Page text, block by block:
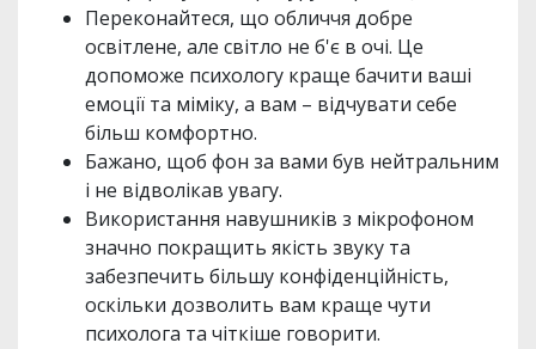
Переконайтеся, що обличчя добре
освітлене, але світло не б'є в очі. Це
допоможе психологу краще бачити ваші
емоції та міміку, а вам – відчувати себе
більш комфортно.
Бажано, щоб фон за вами був нейтральним
і не відволікав увагу.
Використання навушників з мікрофоном
значно покращить якість звуку та
забезпечить більшу конфіденційність,
оскільки дозволить вам краще чути
психолога та чіткіше говорити.